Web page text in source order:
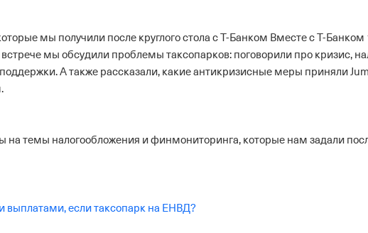
мы получили после круглого стола с Т-Банком Вместе с Т-Банком
мы обсудили проблемы таксопарков: поговорили про кризис,
А также рассказали, какие антикризисные меры приняли
на темы налогообложения и финмониторинга, которые нам задали
выплатами, если таксопарк на ЕНВД?